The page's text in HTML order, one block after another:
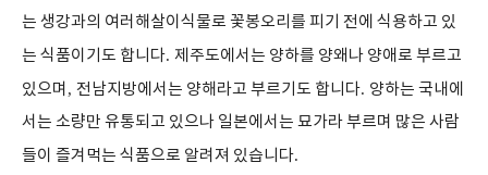
는 생강과의 여러해살이식물로 꽃봉오리를 피기 전에 식용하고 있
는 식품이기도 합니다. 제주도에서는 양하를 양왜나 양애로 부르고
있으며 , 전남지방에서는 양해라고 부르기도 합니다. 양하는 국내에
서는 소량만 유통되고 있으나 일본에서는 묘가라 부르며 많은 사람
들이 즐겨먹는 식품으로 알려져 있습니다.